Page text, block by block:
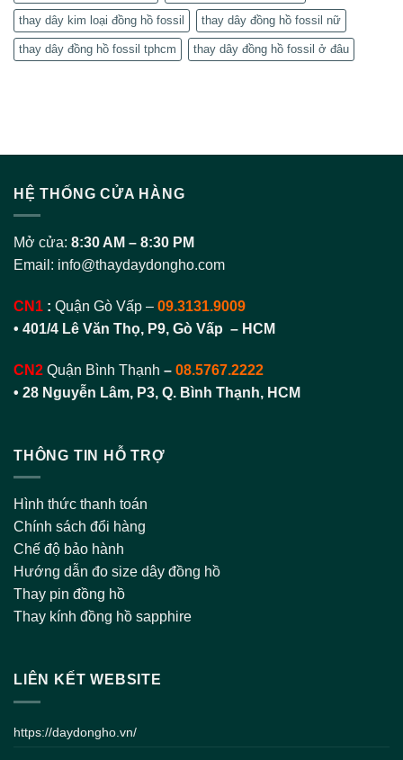
thay dây kim loại đồng hồ fossil thay dây đồng hồ fossil nữ
thay dây đồng hồ fossil tphcm thay dây đồng hồ fossil ở đâu
HỆ THỐNG CỬA HÀNG
Mở cửa: 8:30 AM – 8:30 PM
Email: info@thaydaydongho.com
CN1 : Quận Gò Vấp – 09.3131.9009
• 401/4 Lê Văn Thọ, P9, Gò Vấp – HCM
CN2 Quận Bình Thạnh – 08.5767.2222
• 28 Nguyễn Lâm, P3, Q. Bình Thạnh, HCM
THÔNG TIN HỖ TRỢ
Hình thức thanh toán
Chính sách đổi hàng
Chế độ bảo hành
Hướng dẫn đo size dây đồng hồ
Thay pin đồng hồ
Thay kính đồng hồ sapphire
LIÊN KẾT WEBSITE
https://daydongho.vn/